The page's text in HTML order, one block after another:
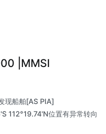
|MMSI
现船舶[AS PIA]
112°19.74'N位置有异常转向